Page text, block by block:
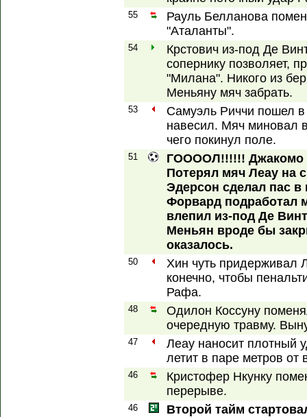
55
Рауль Белланова
"Аталанты".
54
Крстович из-под Де
сопернику позволяет,
"Милана". Никого из
Меньяну мяч забрать.
53
Самуэль Риччи пошел
навесил. Мяч миновал
чего покинул поле.
51
ГООООЛ!!!!!! Джакомо
Потерял мяч Леау на
Эдерсон сделал пас
Форвард подработал
влепил из-под Де
Меньян вроде бы
оказалось.
50
Хин чуть придерживал
конечно, чтобы
Рафа.
48
Одилон Коссуну
очередную травму.
47
Леау наносит плотный
летит в паре метров от
46
Кристофер Нкунку
перерыве.
46
Второй тайм